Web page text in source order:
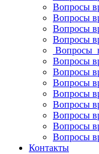
Вопросы
Вопросы
Вопросы
Вопросы
Вопросы
Вопросы
Вопросы
Вопросы
Вопросы
Вопросы
Вопросы
Вопросы
Вопросы
Контакты